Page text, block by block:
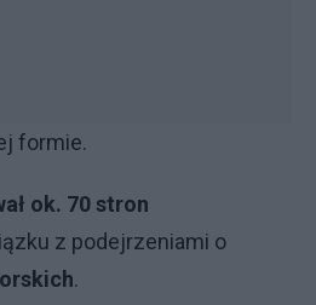
formie.
ok. 70 stron
z podejrzeniami o
.